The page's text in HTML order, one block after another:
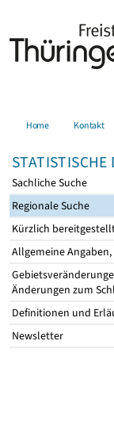
Home Kontakt
STATISTISCHE
Sachliche Suche
Regionale Suche
Kürzlich
Allgemeine
Änderungen zum
Definitionen und
Newsletter